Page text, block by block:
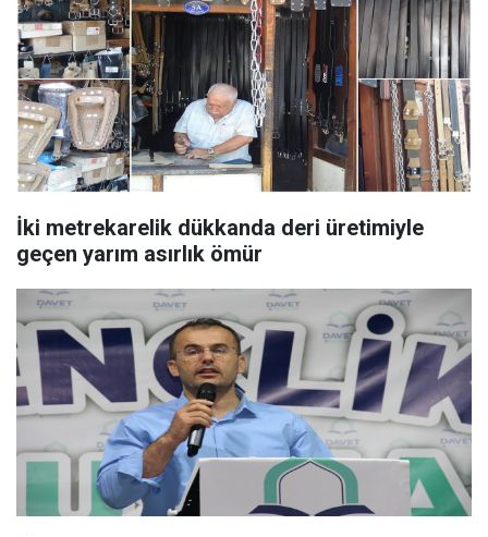
İki metrekarelik dükkanda deri üretimiyle
geçen yarım asırlık ömür